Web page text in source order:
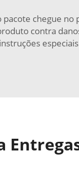
chegue no
contra